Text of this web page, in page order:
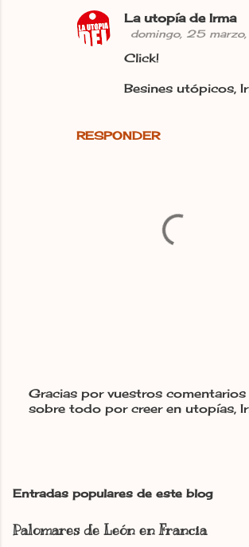
RESPONDER
La utopía de Irma
domingo, 25
Click!
Besines utópicos,
P
a
u
Gracias por vuestros
sobre todo por creer en utopías,
Entradas populares de este blog
Palomares de León en Francia